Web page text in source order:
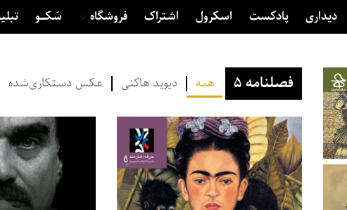
دیداری پادکست اسکرول اشتراک فروشگاه سَکــــو
فصلنامه ۵ همه دیوید هاکنی عکس دستکاری‌شده